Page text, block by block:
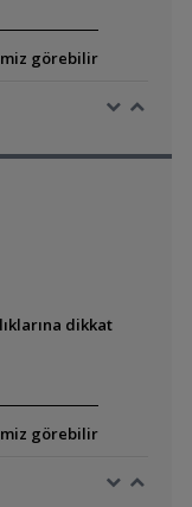
görebilir
dikkat
görebilir